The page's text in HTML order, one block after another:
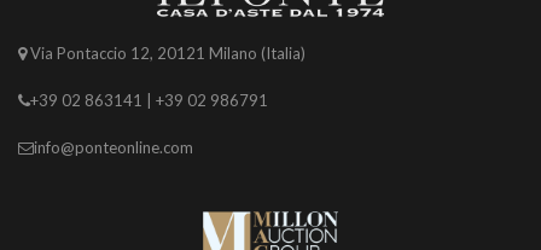
Via Pontaccio 12, 20121 Milano (Italia)
+39 02 863141 | +39 02 986791
info@ponteonline.com